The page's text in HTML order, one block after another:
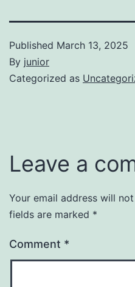
Published March 13, 2025
By junior
Categorized as
Leave a
Your email address will
fields are marked *
Comment *